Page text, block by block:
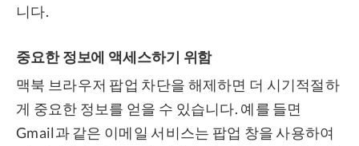
니다.
중요한 정보에 액세스하기 위함
맥북 브라우저 팝업 차단을 해제하면 더 시기적절하
게 중요한 정보를 얻을 수 있습니다. 예를 들면
Gmail과 같은 이메일 서비스는 팝업 창을 사용하여